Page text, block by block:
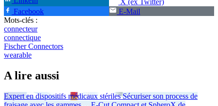
X (ex Twitter)
Facebook
E-Mail
Mots-clés :
connecteur
connectique
Fischer Connectors
wearable
A lire aussi
Expert en dispositifs médicaux stériles Sécuriser son process de